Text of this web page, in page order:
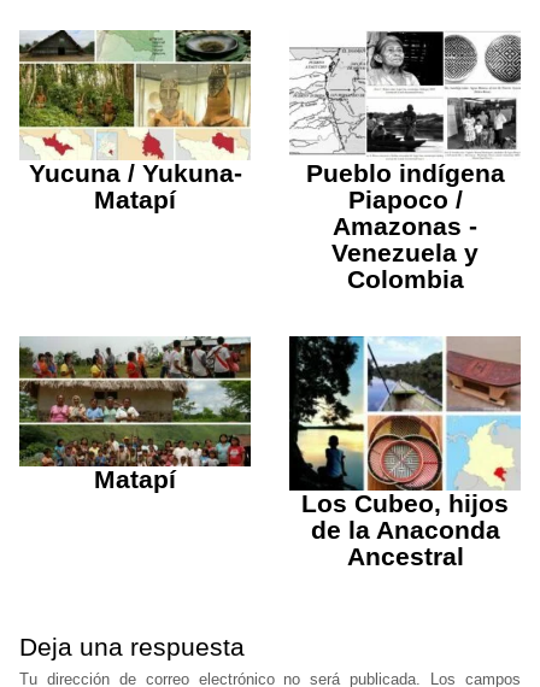
Yucuna / Yukuna-
Matapí
Pueblo indígena
Piapoco /
Amazonas -
Venezuela y
Colombia
Matapí
Los Cubeo, hijos
de la Anaconda
Ancestral
Deja una respuesta
Tu dirección de correo electrónico no será publicada. Los campos